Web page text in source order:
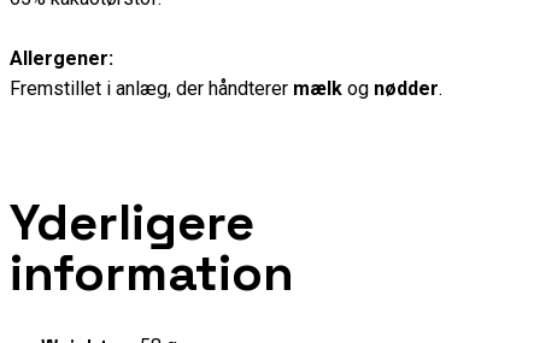
Allergener:
Fremstillet i anlæg, der håndterer mælk og nødder.
Yderligere
information